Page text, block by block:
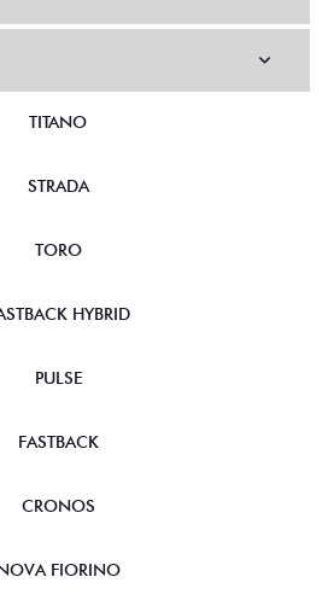
TITANO
STRADA
TORO
HYBRID
PULSE
FASTBACK
CRONOS
FIORINO